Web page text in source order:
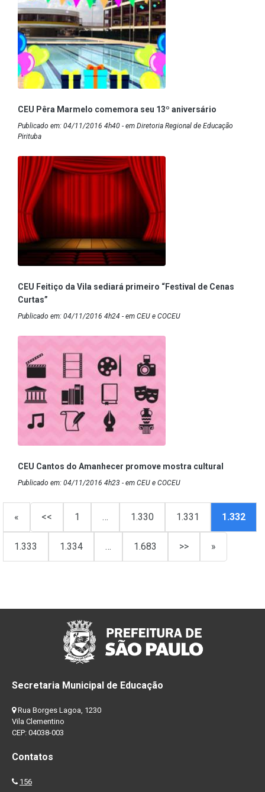
CEU Pêra Marmelo comemora seu 13º aniversário
Publicado em: 04/11/2016 4h40 - em Diretoria Regional de Educação
Pirituba
CEU Feitiço da Vila sediará primeiro “Festival de Cenas
Curtas”
Publicado em: 04/11/2016 4h24 - em CEU e COCEU
CEU Cantos do Amanhecer promove mostra cultural
Publicado em: 04/11/2016 4h23 - em CEU e COCEU
« << 1 … 1.330 1.331 1.332
1.333 1.334 … 1.683 >> »
Secretaria Municipal de Educação
Rua Borges Lagoa, 1230
Vila Clementino
CEP: 04038-003
Contatos
156